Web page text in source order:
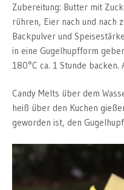
Zubereitung: Butter mit
rühren, Eier nach und nach
Backpulver und
in eine Gugelhupfform
180°C ca. 1 Stunde backen.
Candy Melts über dem
heiß über den Kuchen
geworden ist, den